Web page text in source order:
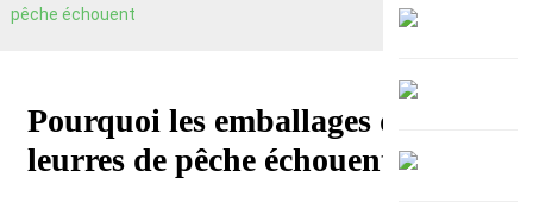
pêche échouent
Pourquoi les emballages de
leurres de pêche échouent